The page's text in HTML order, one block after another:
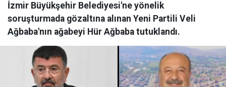
İzmir Büyükşehir Belediyesi'ne yönelik
soruşturmada gözaltına alınan Yeni Partili Veli
Ağbaba'nın ağabeyi Hür Ağbaba tutuklandı.